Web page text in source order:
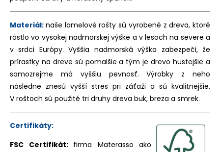
Materiál: naše lamelové rošty sú vyrobené z dreva, ktoré
rástlo vo vysokej nadmorskej výške a v lesoch na severe a
v srdci Európy. Vyššia nadmorská výška zabezpečí, že
prírastky na dreve sú pomalšie a tým je drevo hustejšie a
samozrejme má vyššiu pevnosť. Výrobky z neho
následne znesú vyšší stres pri záťaži a sú kvalitnejšie.
V roštoch sú použité tri druhy dreva buk, breza a smrek.
Certifikáty:
FSC Certifikát: firma Materasso ako